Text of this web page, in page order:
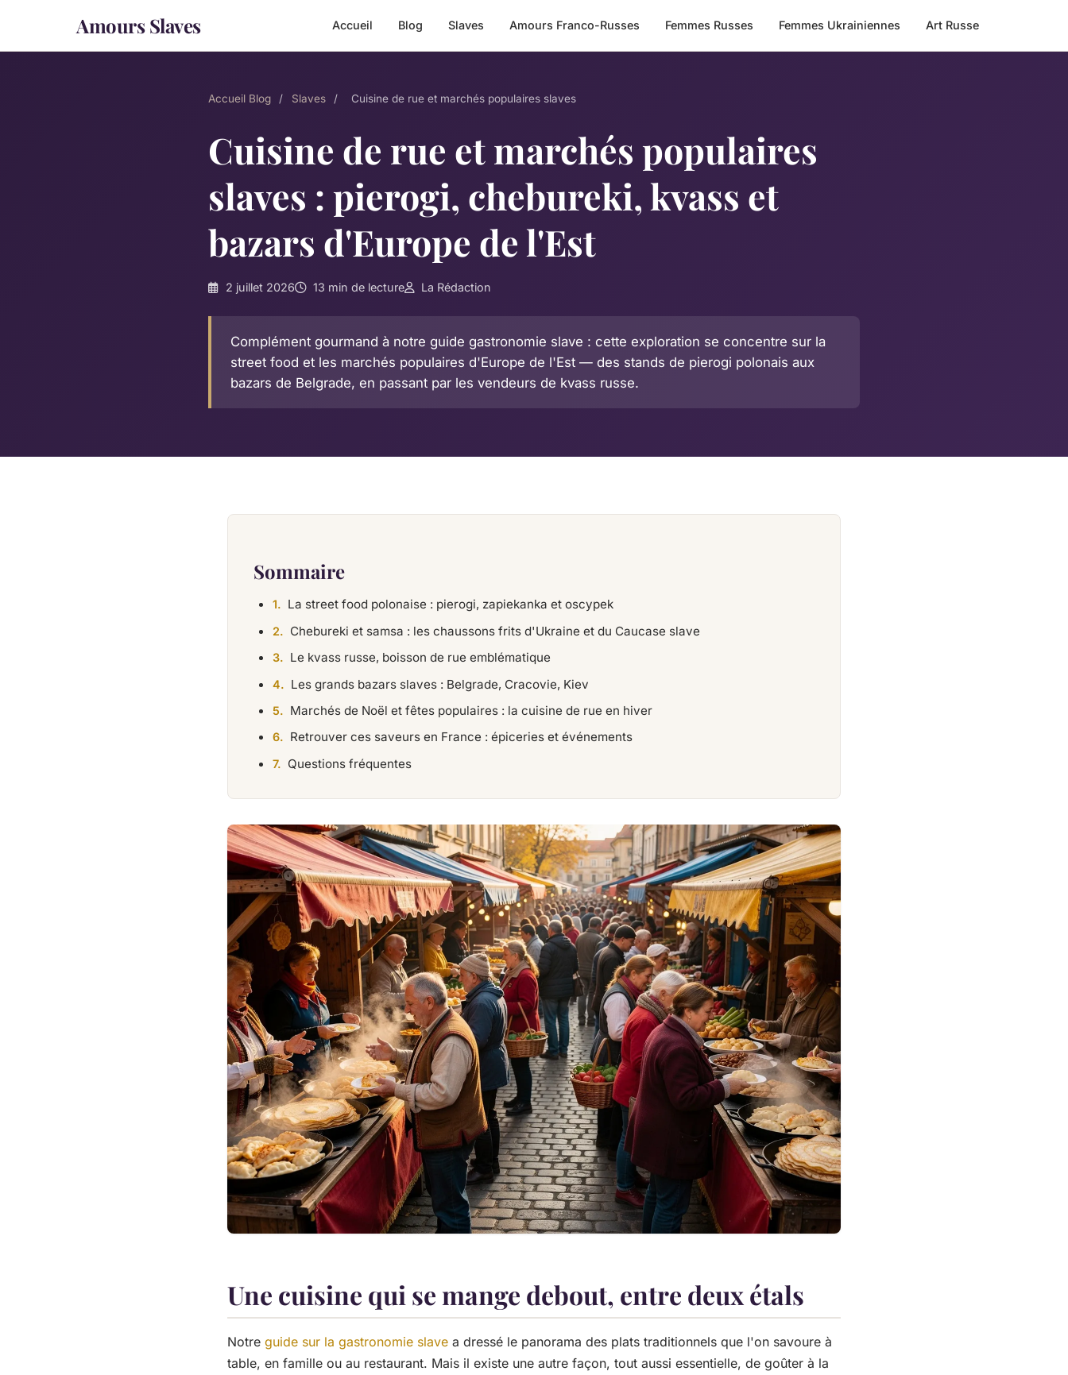
Amours Slaves Accueil Blog Slaves Amours Franco-Russes Femmes Russes Femmes Ukrainiennes Art Russe
Accueil Blog / Slaves / Cuisine de rue et marchés populaires slaves
Cuisine de rue et marchés populaires
slaves : pierogi, chebureki, kvass et
bazars d'Europe de l'Est
2 juillet 2026 13 min de lecture La Rédaction
Complément gourmand à notre guide gastronomie slave : cette exploration se concentre sur la
street food et les marchés populaires d'Europe de l'Est — des stands de pierogi polonais aux
bazars de Belgrade, en passant par les vendeurs de kvass russe.
Sommaire
La street food polonaise : pierogi, zapiekanka et oscypek
Chebureki et samsa : les chaussons frits d'Ukraine et du Caucase slave
Le kvass russe, boisson de rue emblématique
Les grands bazars slaves : Belgrade, Cracovie, Kiev
Marchés de Noël et fêtes populaires : la cuisine de rue en hiver
Retrouver ces saveurs en France : épiceries et événements
Questions fréquentes
Une cuisine qui se mange debout, entre deux étals
Notre guide sur la gastronomie slave a dressé le panorama des plats traditionnels que l'on savoure à
table, en famille ou au restaurant. Mais il existe une autre façon, tout aussi essentielle, de goûter à la